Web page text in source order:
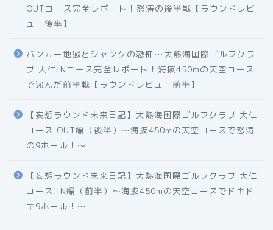
OUTコース完全レポート！怒涛の後半戦【ラウンドレビ
ュー後半】
バンカー地獄とシャンクの恐怖…大熱海国際ゴルフクラ
ブ 大仁INコース完全レポート！海抜450mの天空コース
で沈んだ前半戦【ラウンドレビュー前半】
【妄想ラウンド未来日記】大熱海国際ゴルフクラブ 大仁
コース OUT編（後半）〜海抜450mの天空コースで怒涛
の9ホール！〜
【妄想ラウンド未来日記】大熱海国際ゴルフクラブ 大仁
コース IN編（前半）〜海抜450mの天空コースでドキド
キ9ホール！〜